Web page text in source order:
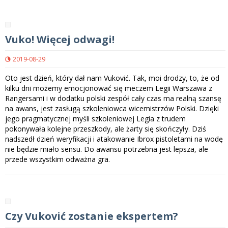
Vuko! Więcej odwagi!
2019-08-29
Oto jest dzień, który dał nam Vuković. Tak, moi drodzy, to, że od
kilku dni możemy emocjonować się meczem Legii Warszawa z
Rangersami i w dodatku polski zespół cały czas ma realną szansę
na awans, jest zasługą szkoleniowca wicemistrzów Polski. Dzięki
jego pragmatycznej myśli szkoleniowej Legia z trudem
pokonywała kolejne przeszkody, ale żarty się skończyły. Dziś
nadszedł dzień weryfikacji i atakowanie Ibrox pistoletami na wodę
nie będzie miało sensu. Do awansu potrzebna jest lepsza, ale
przede wszystkim odważna gra.
Czy Vuković zostanie ekspertem?